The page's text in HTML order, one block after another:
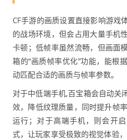
CF手游的画质设置直接影响游戏
的战场环境，但会占用大量手机
卡顿；低帧率虽然流畅，但画面
箱的“画质帧率优化”功能，能根
动匹配合适的画质与帧率参数。
对于中低端手机,百宝箱会自动关
效，降低纹理质量，同时提升帧
运行；对于高端手机，则会开
式，让玩家享受极致的视觉体验